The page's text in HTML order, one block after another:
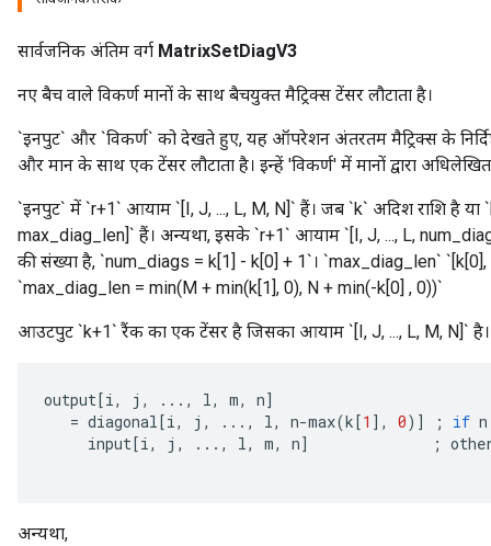
सार्वजनिक अंतिम वर्ग MatrixSetDiagV3
नए बैच वाले विकर्ण मानों के साथ बैचयुक्त मैट्रिक्स टेंसर लौटाता है।
`इनपुट` और `विकर्ण` को देखते हुए, यह ऑपरेशन अंतरतम मैट्रिक्स के
और मान के साथ एक टेंसर लौटाता है। इन्हें 'विकर्ण' में मानों द्वारा
`इनपुट` में `r+1` आयाम `[I, J, ..., L, M, N]` हैं। जब `k` अदिश राशि है
max_diag_len]` हैं। अन्यथा, इसके `r+1` आयाम `[I, J, ..., L,
की संख्या है, `num_diags = k[1] - k[0] + 1`। `max_diag_len` `[k[0],
`max_diag_len = min(M + min(k[1], 0), N + min(-k[0] , 0))`
आउटपुट `k+1` रैंक का एक टेंसर है जिसका आयाम `[I, J, ..., L, M, N]` है।
output[i, j , ..., l, m, n]
= diagonal[i, j , ..., l, n-max(k[1 ] , 0) ] ; if n
input[i, j , ..., l, m, n] ;
अन्यथा,